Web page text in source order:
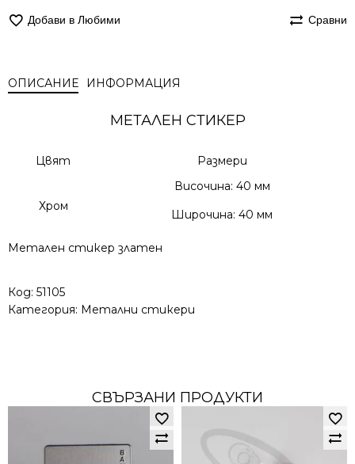
Добави в Любими Сравни
ОПИСАНИЕ ИНФОРМАЦИЯ
МЕТАЛЕН СТИКЕР
Цвят Размери
Хром
Височина: 40 мм
Широчина: 40 мм
Метален стикер златен
Код: 51105
Категория: Метални стикери
СВЪРЗАНИ ПРОДУКТИ